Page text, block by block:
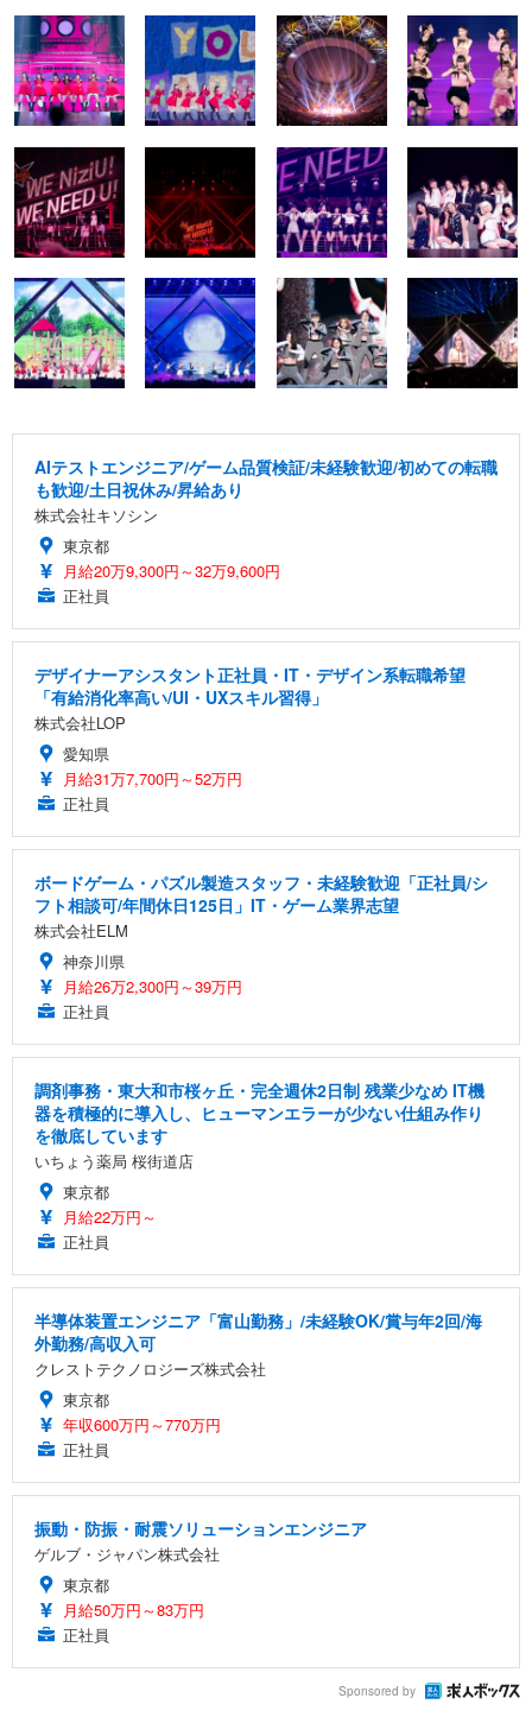
AIテストエンジニア/ゲーム品質検証/未経験歓迎/初めての転職
も歓迎/土日祝休み/昇給あり
株式会社キソシン
東京都
月給20万9,300円～32万9,600円
正社員
デザイナーアシスタント正社員・IT・デザイン系転職希望
「有給消化率高い/UI・UXスキル習得」
株式会社LOP
愛知県
月給31万7,700円～52万円
正社員
ボードゲーム・パズル製造スタッフ・未経験歓迎「正社員/シ
フト相談可/年間休日125日」IT・ゲーム業界志望
株式会社ELM
神奈川県
月給26万2,300円～39万円
正社員
調剤事務・東大和市桜ヶ丘・完全週休2日制 残業少なめ IT機
器を積極的に導入し、ヒューマンエラーが少ない仕組み作り
を徹底しています
いちょう薬局 桜街道店
東京都
月給22万円～
正社員
半導体装置エンジニア「富山勤務」/未経験OK/賞与年2回/海
外勤務/高収入可
クレストテクノロジーズ株式会社
東京都
年収600万円～770万円
正社員
振動・防振・耐震ソリューションエンジニア
ゲルブ・ジャパン株式会社
東京都
月給50万円～83万円
正社員
Sponsored by